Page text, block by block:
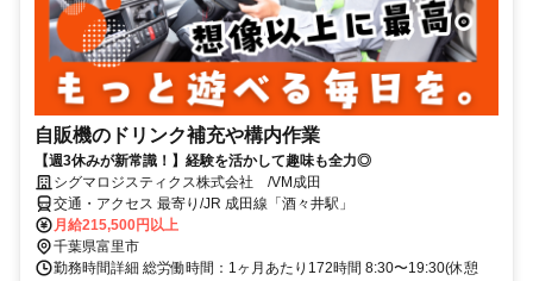
自販機のドリンク補充や構内作業
【週3休みが新常識！】経験を活かして趣味も全力◎
シグマロジスティクス株式会社 /VM成田
交通・アクセス 最寄り/JR 成田線「酒々井駅」
月給215,500円以上
千葉県富里市
勤務時間詳細 総労働時間：1ヶ月あたり172時間 8:30〜19:30(休憩